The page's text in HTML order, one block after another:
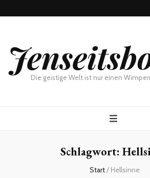
Die geistige Welt ist nur einen
Schlagwort:
Start/ Hellsinne